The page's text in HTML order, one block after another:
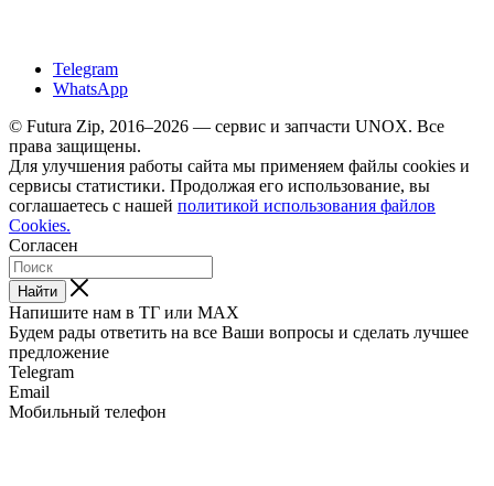
Telegram
WhatsApp
© Futura Zip, 2016–2026 — сервис и запчасти UNOX. Все
права защищены.
Для улучшения работы сайта мы применяем файлы cookies и
сервисы статистики. Продолжая его использование, вы
соглашаетесь с нашей политикой использования файлов
Cookies.
Согласен
Найти
Напишите нам в ТГ или MAX
Будем рады ответить на все Ваши вопросы и сделать лучшее
предложение
Telegram
Email
Мобильный телефон